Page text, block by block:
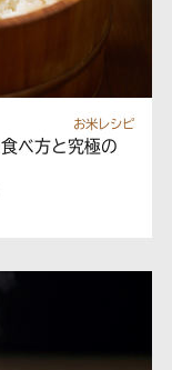
お米レシピ
べ方と究極の